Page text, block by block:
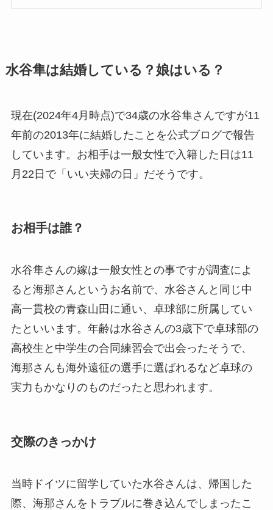
水谷隼は結婚している？娘はいる？
現在(2024年4月時点)で34歳の水谷隼さんですが11
年前の2013年に結婚したことを公式ブログで報告
しています。お相手は一般女性で入籍した日は11
月22日で「いい夫婦の日」だそうです。
お相手は誰？
水谷隼さんの嫁は一般女性との事ですが調査によ
ると海那さんというお名前で、水谷さんと同じ中
高一貫校の青森山田に通い、卓球部に所属してい
たといいます。年齢は水谷さんの3歳下で卓球部の
高校生と中学生の合同練習会で出会ったそうで、
海那さんも海外遠征の選手に選ばれるなど卓球の
実力もかなりのものだったと思われます。
交際のきっかけ
当時ドイツに留学していた水谷さんは、帰国した
際、海那さんをトラブルに巻き込んでしまったこ